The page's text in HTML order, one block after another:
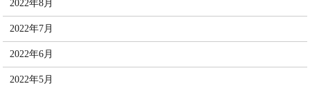
2022年8月
2022年7月
2022年6月
2022年5月